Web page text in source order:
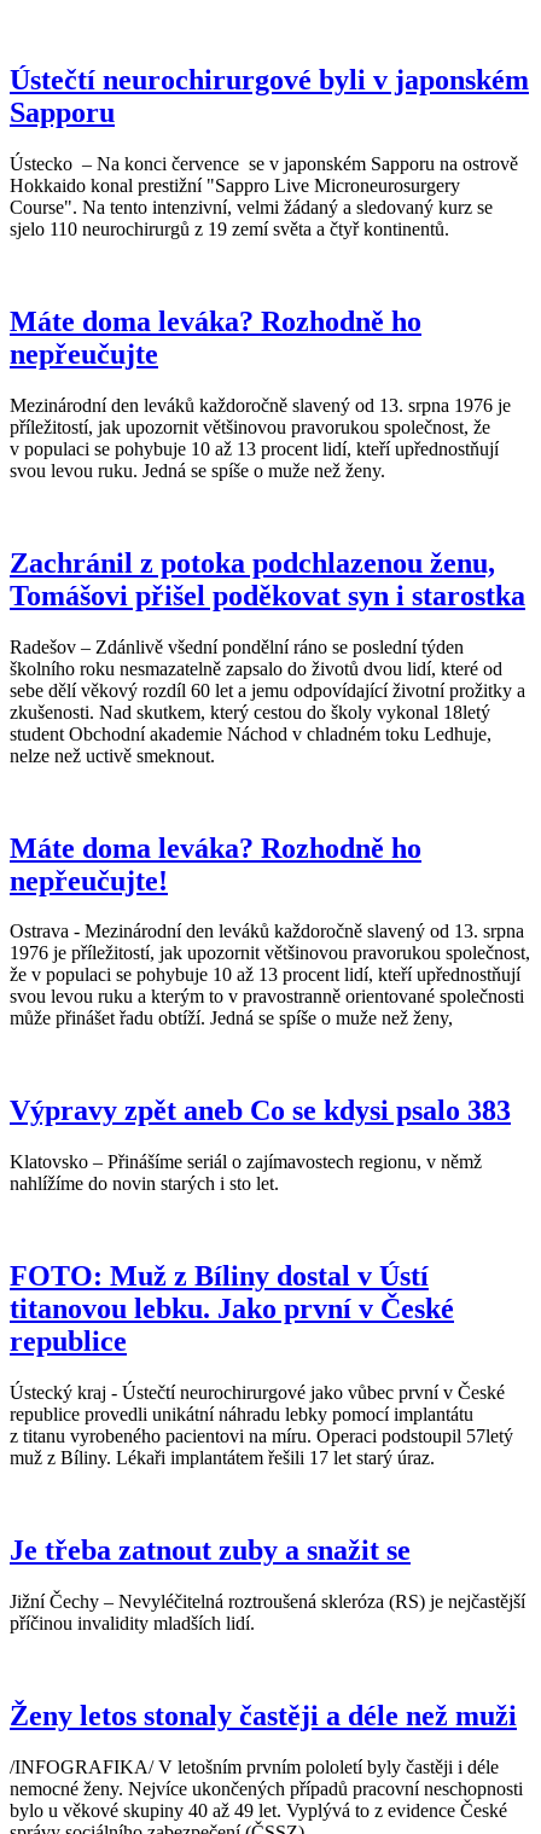
Ústečtí neurochirurgové byli v japonském
Sapporu
Ústecko – Na konci července se v japonském Sapporu na ostrově
Hokkaido konal prestižní "Sappro Live Microneurosurgery
Course". Na tento intenzivní, velmi žádaný a sledovaný kurz se
sjelo 110 neurochirurgů z 19 zemí světa a čtyř kontinentů.
Máte doma leváka? Rozhodně ho
nepřeučujte
Mezinárodní den leváků každoročně slavený od 13. srpna 1976 je
příležitostí, jak upozornit většinovou pravorukou společnost, že
v populaci se pohybuje 10 až 13 procent lidí, kteří upřednostňují
svou levou ruku. Jedná se spíše o muže než ženy.
Zachránil z potoka podchlazenou ženu,
Tomášovi přišel poděkovat syn i starostka
Radešov – Zdánlivě všední pondělní ráno se poslední týden
školního roku nesmazatelně zapsalo do životů dvou lidí, které od
sebe dělí věkový rozdíl 60 let a jemu odpovídající životní prožitky a
zkušenosti. Nad skutkem, který cestou do školy vykonal 18letý
student Obchodní akademie Náchod v chladném toku Ledhuje,
nelze než uctivě smeknout.
Máte doma leváka? Rozhodně ho
nepřeučujte!
Ostrava - Mezinárodní den leváků každoročně slavený od 13. srpna
1976 je příležitostí, jak upozornit většinovou pravorukou společnost,
že v populaci se pohybuje 10 až 13 procent lidí, kteří upřednostňují
svou levou ruku a kterým to v pravostranně orientované společnosti
může přinášet řadu obtíží. Jedná se spíše o muže než ženy,
Výpravy zpět aneb Co se kdysi psalo 383
Klatovsko – Přinášíme seriál o zajímavostech regionu, v němž
nahlížíme do novin starých i sto let.
FOTO: Muž z Bíliny dostal v Ústí
titanovou lebku. Jako první v České
republice
Ústecký kraj - Ústečtí neurochirurgové jako vůbec první v České
republice provedli unikátní náhradu lebky pomocí implantátu
z titanu vyrobeného pacientovi na míru. Operaci podstoupil 57letý
muž z Bíliny. Lékaři implantátem řešili 17 let starý úraz.
Je třeba zatnout zuby a snažit se
Jižní Čechy – Nevyléčitelná roztroušená skleróza (RS) je nejčastější
příčinou invalidity mladších lidí.
Ženy letos stonaly častěji a déle než muži
/INFOGRAFIKA/ V letošním prvním pololetí byly častěji i déle
nemocné ženy. Nejvíce ukončených případů pracovní neschopnosti
bylo u věkové skupiny 40 až 49 let. Vyplývá to z evidence České